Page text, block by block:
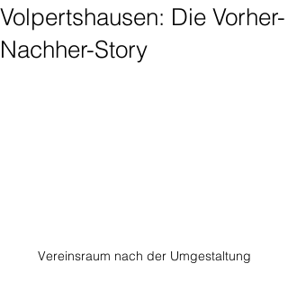
Volpertshausen: Die Vorher-
Nachher-Story
Vereinsraum nach der Umgestaltung